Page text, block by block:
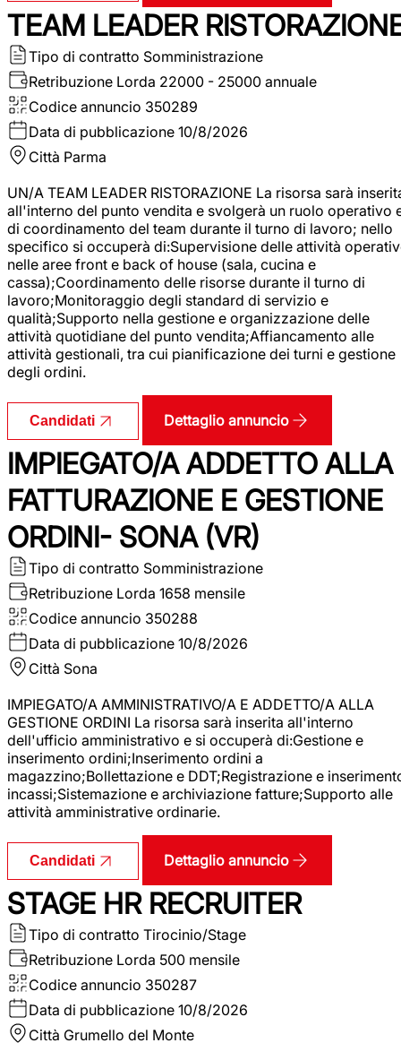
TEAM LEADER
Tipo di contratto Somministrazione
Retribuzione Lorda 22000 - 25000 annuale
Codice annuncio 350289
Data di pubblicazione 10/8/2026
Città Parma
UN/A TEAM LEADER RISTORAZIONE La risorsa sarà
all'interno del punto vendita e svolgerà un ruolo operativo
di coordinamento del team durante il turno di lavoro; nello
specifico si occuperà di:Supervisione delle attività
nelle aree front e back of house (sala, cucina e
cassa);Coordinamento delle risorse durante il turno di
lavoro;Monitoraggio degli standard di servizio e
qualità;Supporto nella gestione e organizzazione delle
attività quotidiane del punto vendita;Affiancamento alle
attività gestionali, tra cui pianificazione dei turni e gestione
degli ordini.
Candidati Dettaglio annuncio
IMPIEGATO/A ADDETTO ALLA
FATTURAZIONE E GESTIONE
ORDINI- SONA (VR)
Tipo di contratto Somministrazione
Retribuzione Lorda 1658 mensile
Codice annuncio 350288
Data di pubblicazione 10/8/2026
Città Sona
IMPIEGATO/A AMMINISTRATIVO/A E ADDETTO/A ALLA
GESTIONE ORDINI La risorsa sarà inserita all'interno
dell'ufficio amministrativo e si occuperà di:Gestione e
inserimento ordini;Inserimento ordini a
magazzino;Bollettazione e DDT;Registrazione e
incassi;Sistemazione e archiviazione fatture;Supporto alle
attività amministrative ordinarie.
Candidati Dettaglio annuncio
STAGE HR RECRUITER
Tipo di contratto Tirocinio/Stage
Retribuzione Lorda 500 mensile
Codice annuncio 350287
Data di pubblicazione 10/8/2026
Città Grumello del Monte